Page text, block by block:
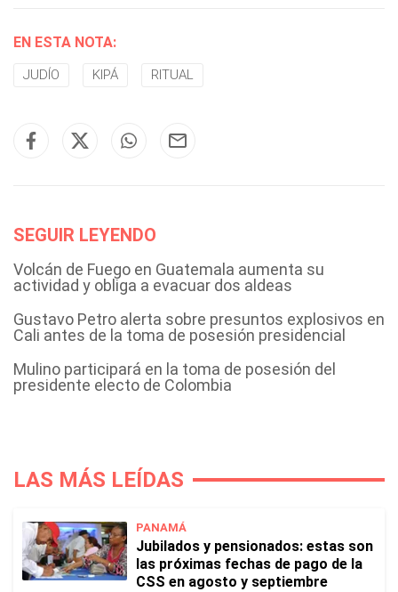
EN ESTA NOTA:
JUDÍO KIPÁ RITUAL
SEGUIR LEYENDO
Volcán de Fuego en Guatemala aumenta su
actividad y obliga a evacuar dos aldeas
Gustavo Petro alerta sobre presuntos explosivos en
Cali antes de la toma de posesión presidencial
Mulino participará en la toma de posesión del
presidente electo de Colombia
LAS MÁS LEÍDAS
PANAMÁ
Jubilados y pensionados: estas son
las próximas fechas de pago de la
CSS en agosto y septiembre